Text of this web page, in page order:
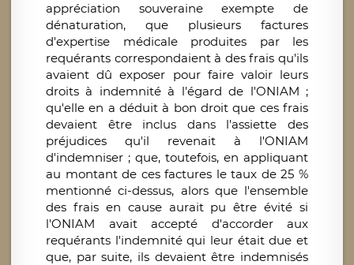
appréciation souveraine exempte de
dénaturation, que plusieurs factures
d'expertise médicale produites par les
requérants correspondaient à des frais qu'ils
avaient dû exposer pour faire valoir leurs
droits à indemnité à l'égard de l'ONIAM ;
qu'elle en a déduit à bon droit que ces frais
devaient être inclus dans l'assiette des
préjudices qu'il revenait à l'ONIAM
d'indemniser ; que, toutefois, en appliquant
au montant de ces factures le taux de 25 %
mentionné ci-dessus, alors que l'ensemble
des frais en cause aurait pu être évité si
l'ONIAM avait accepté d'accorder aux
requérants l'indemnité qui leur était due et
que, par suite, ils devaient être indemnisés